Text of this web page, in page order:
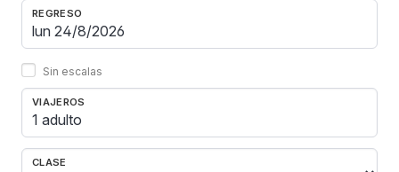
REGRESO
Sin escalas
VIAJEROS
1 adulto
CLASE